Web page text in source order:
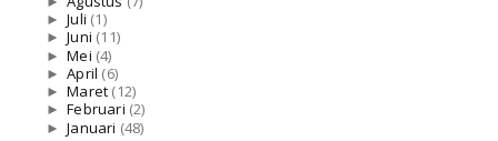
►Juli (1)
►Juni (11)
►Mei (4)
►April (6)
►Maret (12)
►Februari (2)
►Januari (48)